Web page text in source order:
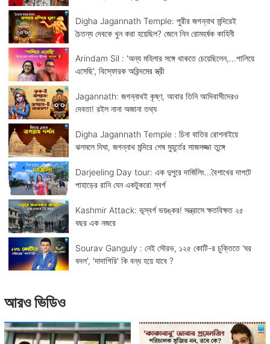
Digha Jagannath Temple: পুরীর জগন্নাথ মন্দিরেই
চৈতন্য দেবকে খুন করা হয়েছিল? জেনে নিন রোমহর্ষক কাহিনী
Arindam Sil : 'অন্য মহিলার সঙ্গে থাকতে চেয়েছিলেন,...পালিয়ে
এসেছি', বিস্ফোরক অরিন্দমের স্ত্রী
Jagannath: জগন্নাথই কৃষ্ণ, আবার তিনি আদিবাসীদেরও
দেবতা! রইল নানা অজানা তথ্য
Digha Jagannath Temple : চিনা বাতির রোশনাইয়ে
ঝলমলে দিঘা, জগন্নাথ মন্দিরে শেষ মুহূর্তের সাজসজ্জা তুঙ্গে
Darjeeling Day tour: এক দুপুরে দার্জিলিং...বৈশাখের দাপটে
পাহাড়ের রানি যেন একটুকরো স্বর্গ
Kashmir Attack: ভূস্বর্গ ভয়ঙ্কর! সন্ত্রাসে ক্ষতবিক্ষত ২৫
বছর এক নজরে
Sourav Ganguly : নেই সৌরভ, ১২৫ কোটি-র চুক্তিতে 'ঘর
বদল', 'দাদাগিরি' কি বন্ধ হয়ে যাবে ?
আরও ভিডিও